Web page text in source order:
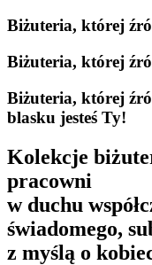
Biżuteria, której
Biżuteria, której
Biżuteria, której
blasku jesteś Ty!
Kolekcje
pracowni
w duchu
świadomego,
z myślą o